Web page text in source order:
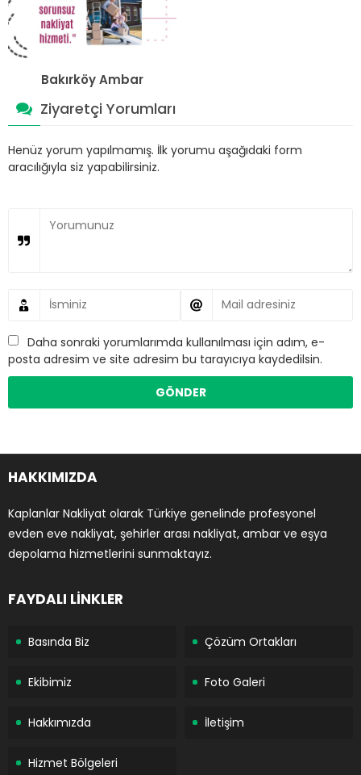
Bakırköy Ambar
Ziyaretçi Yorumları
Henüz yorum yapılmamış. İlk yorumu aşağıdaki form
aracılığıyla siz yapabilirsiniz.
Daha sonraki yorumlarımda kullanılması için adım, e-
posta adresim ve site adresim bu tarayıcıya kaydedilsin.
HAKKIMIZDA
Kaplanlar Nakliyat olarak Türkiye genelinde profesyonel
evden eve nakliyat, şehirler arası nakliyat, ambar ve eşya
depolama hizmetlerini sunmaktayız.
FAYDALI LİNKLER
Basında Biz Çözüm Ortakları
Ekibimiz Foto Galeri
Hakkımızda İletişim
Hizmet Bölgeleri